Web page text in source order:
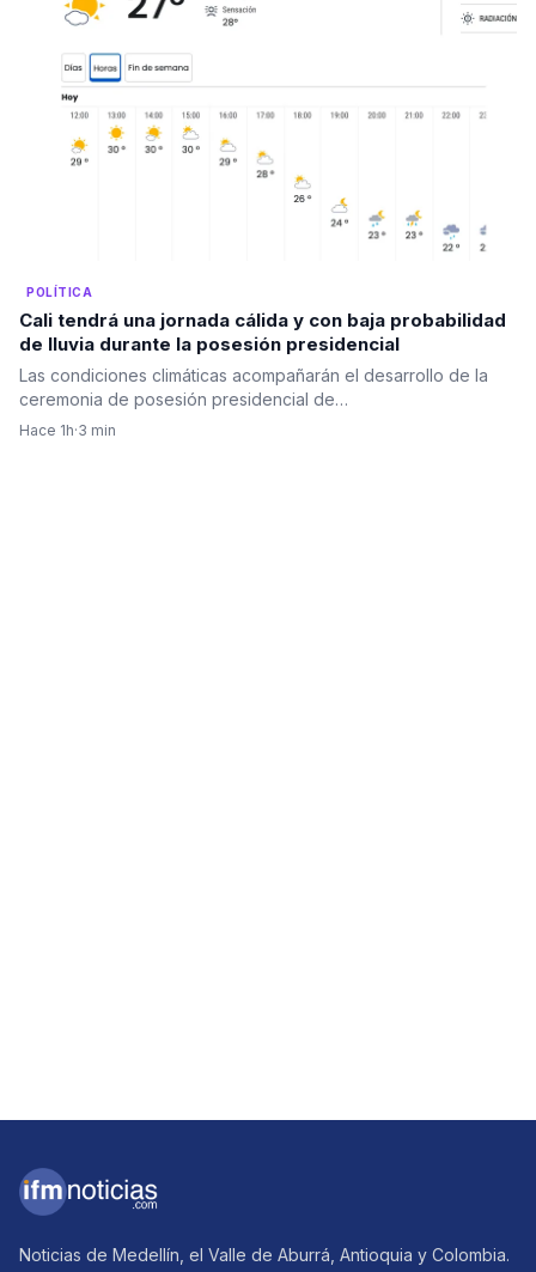
POLÍTICA
Cali tendrá una jornada cálida y con baja probabilidad
de lluvia durante la posesión presidencial
Las condiciones climáticas acompañarán el desarrollo de la
ceremonia de posesión presidencial de…
Hace 1h·3 min
Noticias de Medellín, el Valle de Aburrá, Antioquia y Colombia.